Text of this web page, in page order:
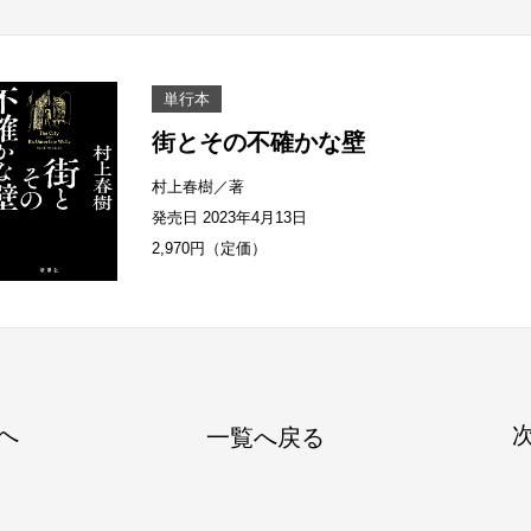
単行本
街とその不確かな壁
村上春樹／著
発売日 2023年4月13日
2,970円（定価）
一覧へ戻る